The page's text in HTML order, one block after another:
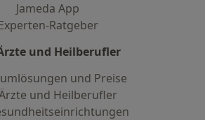
Jameda App
Ratgeber
und Heilberufler
und Preise
und Heilberufler